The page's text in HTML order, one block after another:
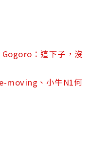
：這下子，沒
moving、小牛N1何